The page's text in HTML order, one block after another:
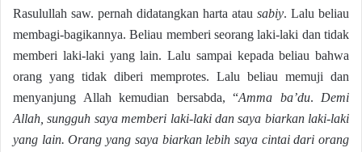
Rasulullah saw. pernah didatangkan harta atau sabiy. Lalu beliau
membagi-bagikannya. Beliau memberi seorang laki-laki dan tidak
memberi laki-laki yang lain. Lalu sampai kepada beliau bahwa
orang yang tidak diberi memprotes. Lalu beliau memuji dan
menyanjung Allah kemudian bersabda, “Amma ba’du. Demi
Allah, sungguh saya memberi laki-laki dan saya biarkan laki-laki
yang lain. Orang yang saya biarkan lebih saya cintai dari orang